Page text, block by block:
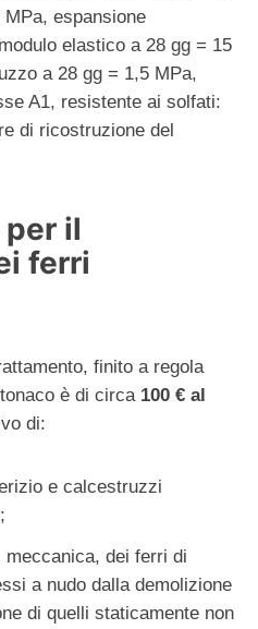
espansione
elastico a 28 gg = 15
a 28 gg = 1,5 MPa,
A1, resistente ai solfati:
di ricostruzione del
il
ferri
finito a regola
è di circa 100 € al
di:
e calcestruzzi
dei ferri di
a nudo dalla demolizione
di quelli staticamente non